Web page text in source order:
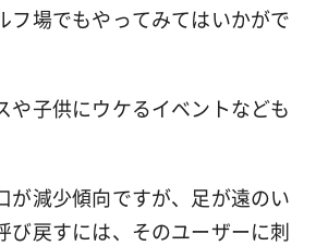
フ場でもやってみてはいかがで
や子供にウケるイベントなども
が減少傾向ですが、足が遠のい
び戻すには、そのユーザーに刺